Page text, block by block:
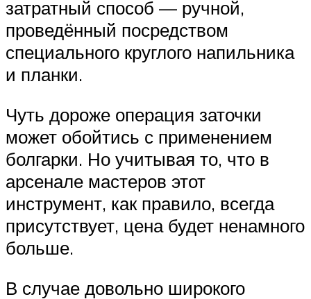
затратный способ — ручной,
проведённый посредством
специального круглого напильника
и планки.
Чуть дороже операция заточки
может обойтись с применением
болгарки. Но учитывая то, что в
арсенале мастеров этот
инструмент, как правило, всегда
присутствует, цена будет ненамного
больше.
В случае довольно широкого